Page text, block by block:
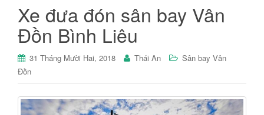
Xe đưa đón sân bay Vân
Đồn Bình Liêu
31 Tháng Mười Hai, 2018 Thái An
Sân bay Vân
Đồn